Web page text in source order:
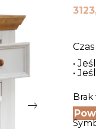
•
•
Brak